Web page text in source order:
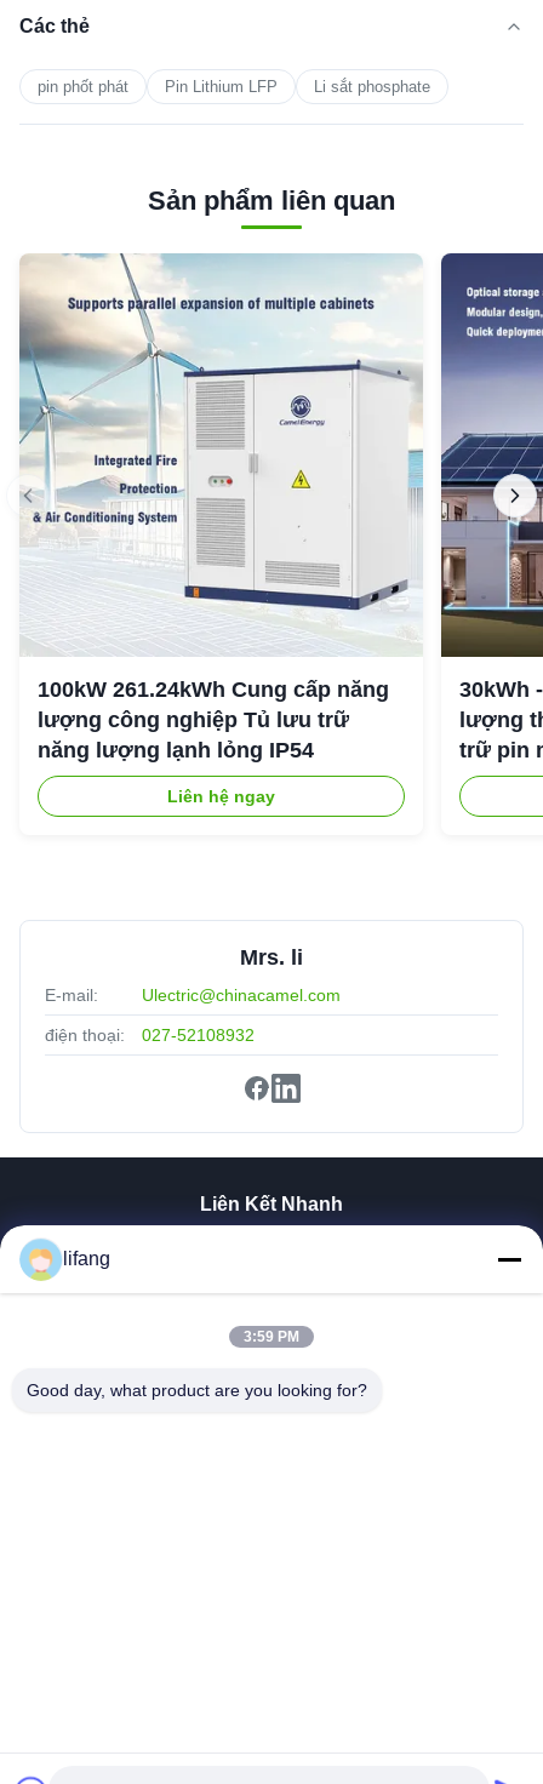
Các thẻ
pin phốt phát Pin Lithium LFP Li sắt phosphate
Sản phẩm liên quan
100kW 261.24kWh Cung cấp năng
lượng công nghiệp Tủ lưu trữ
năng lượng lạnh lỏng IP54
Liên hệ ngay
30kWh
lượng
trữ pin
Mrs. li
E-mail: Ulectric@chinacamel.com
điện thoại: 027-52108932
Liên Kết Nhanh
Tham Quan Nhà Máy
Liên Hệ Chúng Tôi
lifang
3:59 PM
Good day, what product are you looking for?